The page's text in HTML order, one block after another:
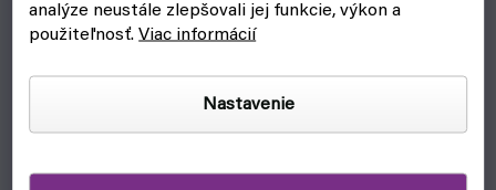
analýze neustále zlepšovali jej funkcie, výkon a
použiteľnosť.Viac informácií
Nastavenie
Pre koho?
Pre zvedavé deti, ktoré chcú zlepšovať svoju zručnosť.